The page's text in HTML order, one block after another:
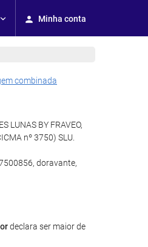
Minha conta
combinada
BY FRAVEO,
nº 3750) SLU.
doravante,
declara ser maior de